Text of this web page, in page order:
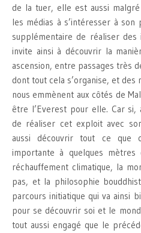
de la tuer, elle est aussi
les médias à s’intéresser à
supplémentaire de réaliser des
invite ainsi à découvrir la
ascension, entre passages très
dont tout cela s’organise, et
nous emmènent aux côtés de
être l’Everest pour elle. Car si,
de réaliser cet exploit avec
aussi découvrir tout ce que
importante à quelques
réchauffement climatique, la
pas, et la philosophie
parcours initiatique qui va ainsi
pour se découvrir soi et le
tout aussi engagé que le